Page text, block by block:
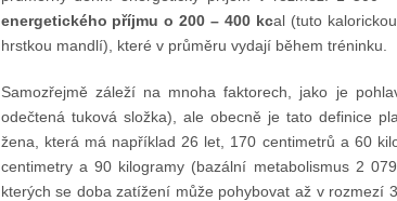
energetického příjmu o 200 – 400 kcal (tuto
hrstkou mandlí), které v průměru vydají během tréninku.
Samozřejmě záleží na mnoha faktorech, jako je
odečtená tuková složka), ale obecně je tato definice
žena, která má například 26 let, 170 centimetrů a 60
centimetry a 90 kilogramy (bazální metabolismus 2
kterých se doba zatížení může pohybovat až v